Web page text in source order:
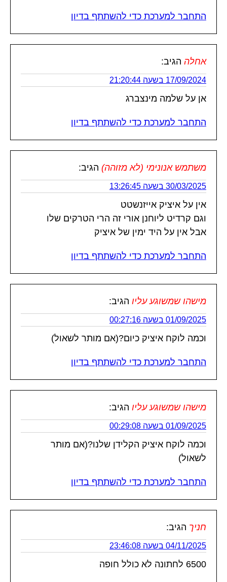
התחבר למערכת כדי להשתתף בדיון
אחלה הגיב:
17/09/2024 בשעה 21:20:44
אן על שלמה מינצברג
התחבר למערכת כדי להשתתף בדיון
משתמש אנונימי (לא מזוהה) הגיב:
30/03/2025 בשעה 13:26:45
אין על איציק אייזנשטט
וגם קרדיט ליוחנן אורי זה הרי הטרקים שלו
אבל אין על היד ימין של איציק
התחבר למערכת כדי להשתתף בדיון
מישהו שמשוגע עליו הגיב:
01/09/2025 בשעה 00:27:16
וכמה לוקח איציק כיום?(אם מותר לשאול)
התחבר למערכת כדי להשתתף בדיון
מישהו שמשוגע עליו הגיב:
01/09/2025 בשעה 00:29:08
וכמה לוקח איציק הקלידן שלנו?(אם מותר
לשאול)
התחבר למערכת כדי להשתתף בדיון
חניך הגיב:
04/11/2025 בשעה 23:46:08
6500 לחתונה לא כולל חופה